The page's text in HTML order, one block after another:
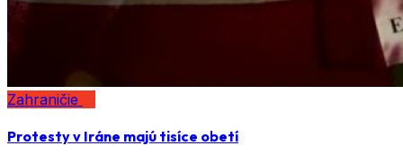
Zahraničie
Protesty v Iráne majú tisíce obetí